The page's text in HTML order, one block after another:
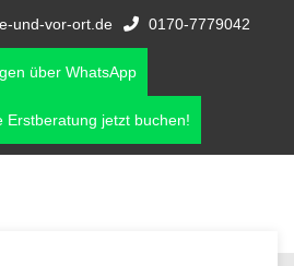
und-vor-ort.de 0170-7779042
über WhatsApp
Erstberatung jetzt buchen!